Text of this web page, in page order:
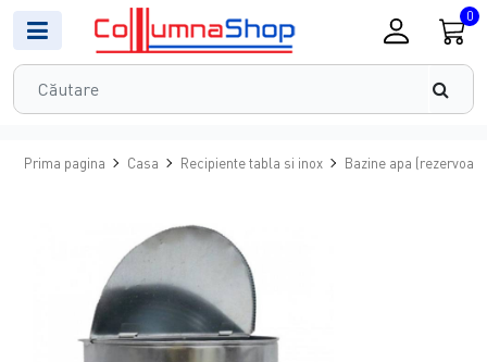
0
Prima pagina Casa Recipiente tabla si inox Bazine apa